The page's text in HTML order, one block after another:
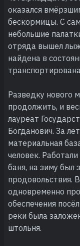
оказался
бескормицы. С
небольшие
отряда вышел
найдена в
Разведку нового
продолжить, и
лауреат
Богданович. За
материальная
человек.
баня, на зиму был
продовольствия.
одновременно
обеспечения
реки была
штольня.